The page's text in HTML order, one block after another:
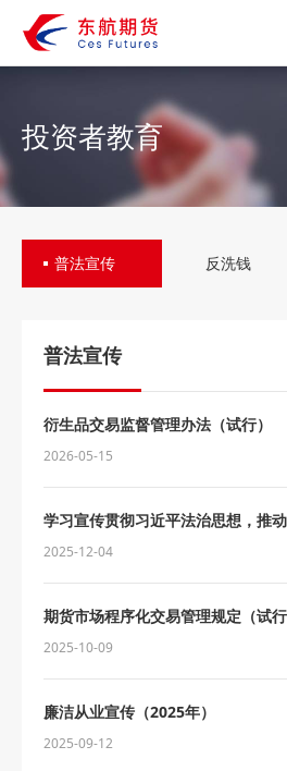
服务大厅
投资者教育
特色服务
蓝海密剑
投资者教育
普法宣传 反洗钱
普法宣传
衍生品交易监督管理办法（试行）
2026-05-15
学习宣传贯彻习近平法治思想，推
年宪法宣传周
2025-12-04
期货市场程序化交易管理规定（试行
2025-10-09
廉洁从业宣传（2025年）
2025-09-12